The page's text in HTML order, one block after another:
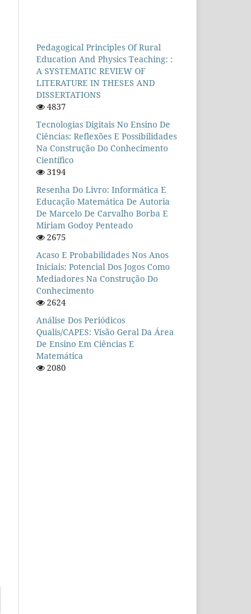
Pedagogical Principles Of Rural
Education And Physics Teaching: :
A SYSTEMATIC REVIEW OF
LITERATURE IN THESES AND
DISSERTATIONS
4837
Tecnologias Digitais No Ensino De
Ciências: Reflexões E Possibilidades
Na Construção Do Conhecimento
Científico
3194
Resenha Do Livro: Informática E
Educação Matemática De Autoria
De Marcelo De Carvalho Borba E
Miriam Godoy Penteado
2675
Acaso E Probabilidades Nos Anos
Iniciais: Potencial Dos Jogos Como
Mediadores Na Construção Do
Conhecimento
2624
Análise Dos Periódicos
Qualis/CAPES: Visão Geral Da Área
De Ensino Em Ciências E
Matemática
2080